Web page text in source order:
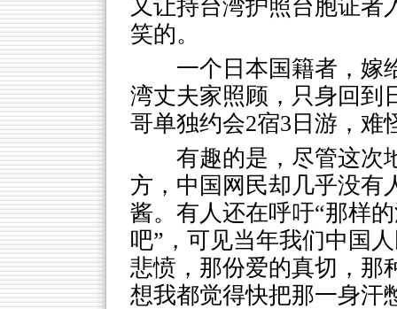
又让持台湾护照台胞证者
笑的。
一个日本国籍者，嫁
湾丈夫家照顾，只身回到
哥单独约会2宿3日游，难
有趣的是，尽管这次
方，中国网民却几乎没有
酱。有人还在呼吁“那样
吧”，可见当年我们中国
悲愤，那份爱的真切，那
想我都觉得快把那一身汗